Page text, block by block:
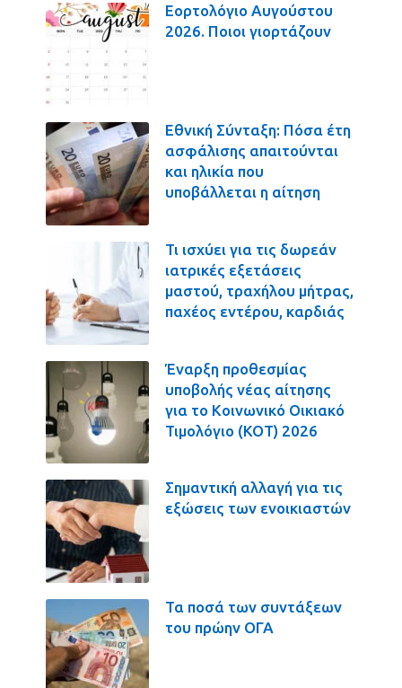
Εορτολόγιο Αυγούστου
2026. Ποιοι γιορτάζουν
Εθνική Σύνταξη: Πόσα έτη
ασφάλισης απαιτούνται
και ηλικία που
υποβάλλεται η αίτηση
Τι ισχύει για τις δωρεάν
ιατρικές εξετάσεις
μαστού, τραχήλου μήτρας,
παχέος εντέρου, καρδιάς
Έναρξη προθεσμίας
υποβολής νέας αίτησης
για το Κοινωνικό Οικιακό
Τιμολόγιο (ΚΟΤ) 2026
Σημαντική αλλαγή για τις
εξώσεις των ενοικιαστών
Τα ποσά των συντάξεων
του πρώην ΟΓΑ